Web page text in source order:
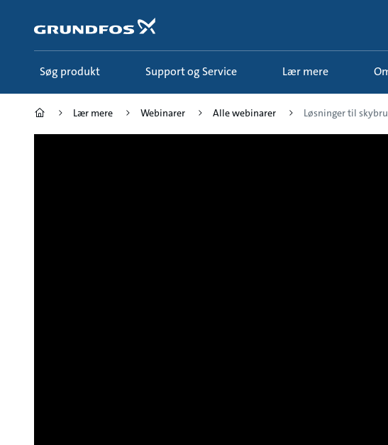
hovedindhold
Søg produkt Support og Service Lær mere
Lær mere Webinarer Alle webinarer Løsninger til